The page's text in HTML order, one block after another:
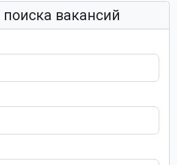
вакансий